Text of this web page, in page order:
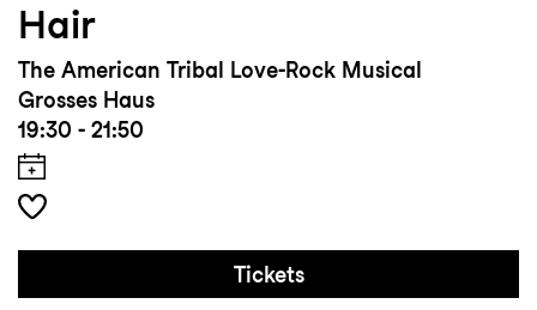
Hair
The American Tribal Love-Rock Musical
Grosses Haus
19:30 - 21:50
Tickets